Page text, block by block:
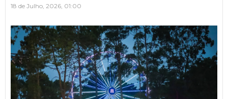
18 de Julho, 2026, 01:00